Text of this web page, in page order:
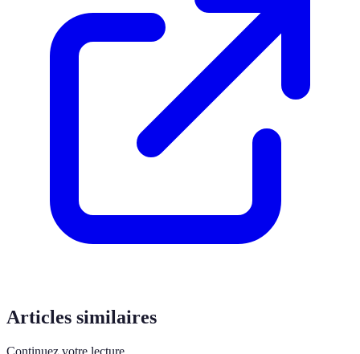
Articles similaires
Continuez votre lecture